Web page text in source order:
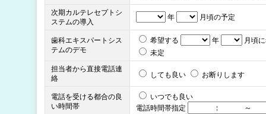
次期カルテレセプトシ
ステムの導入
年 月頃の予定
歯科エキスパートシス
テムのデモ
希望する 年
月頃
未定
担当者から直接電話連
絡
しても良い お断りします
電話を受ける都合の良
い時間帯
いつでも良い
電話時間帯指定